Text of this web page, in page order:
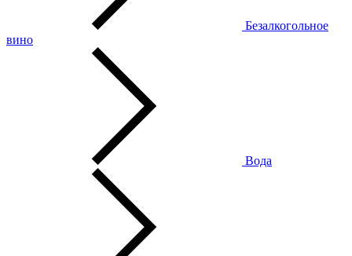
Безалкогольное
вино
Вода